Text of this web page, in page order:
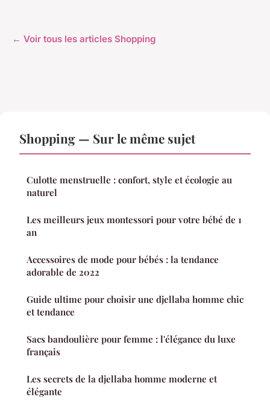
← Voir tous les articles Shopping
Shopping — Sur le même sujet
Culotte menstruelle : confort, style et écologie au
naturel
Les meilleurs jeux montessori pour votre bébé de 1
an
Accessoires de mode pour bébés : la tendance
adorable de 2022
Guide ultime pour choisir une djellaba homme chic
et tendance
Sacs bandoulière pour femme : l'élégance du luxe
français
Les secrets de la djellaba homme moderne et
élégante